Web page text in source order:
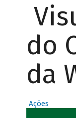
do
da
Ações